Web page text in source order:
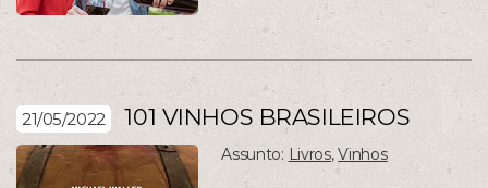
21/05/2022 101 VINHOS BRASILEIROS
Assunto: Livros,Vinhos